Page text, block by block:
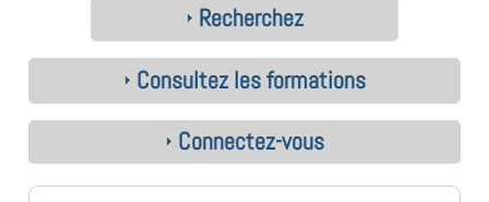
Recherchez
Consultez les formations
Connectez-vous